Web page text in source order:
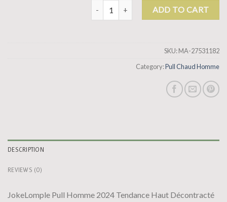
pull chaud homme quantityADD TO CART
SKU:MA-27531182
Category:Pull Chaud Homme
DESCRIPTION
REVIEWS (0)
JokeLomple Pull Homme 2024 Tendance Haut Décontracté